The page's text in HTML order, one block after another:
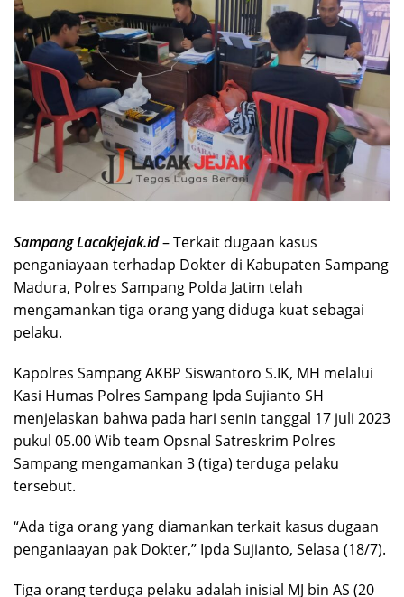
Sampang Lacakjejak.id– Terkait dugaan kasus
penganiayaan terhadap Dokter di Kabupaten Sampang
Madura, Polres Sampang Polda Jatim telah
mengamankan tiga orang yang diduga kuat sebagai
pelaku.
Kapolres Sampang AKBP Siswantoro S.IK, MH melalui
Kasi Humas Polres Sampang Ipda Sujianto SH
menjelaskan bahwa pada hari senin tanggal 17 juli 2023
pukul 05.00 Wib team Opsnal Satreskrim Polres
Sampang mengamankan 3 (tiga) terduga pelaku
tersebut.
“Ada tiga orang yang diamankan terkait kasus dugaan
penganiaayan pak Dokter,” Ipda Sujianto, Selasa (18/7).
Tiga orang terduga pelaku adalah inisial MJ bin AS (20